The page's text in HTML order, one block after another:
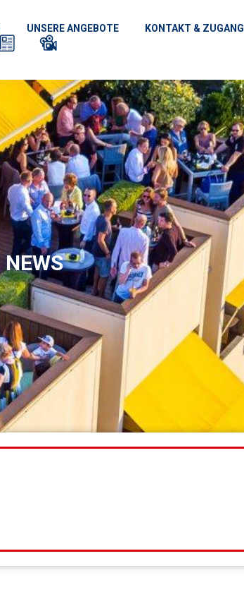
UNSERE ANGEBOTE
KONTAKT & ZUGANG
NEWS